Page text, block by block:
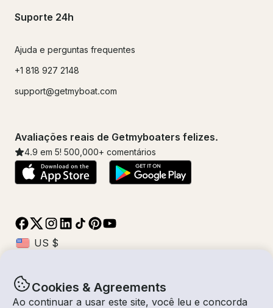
Cookies & Agreements
Ao continuar a usar este site, você leu e concorda
Suporte 24h
Ajuda e perguntas frequentes
+1 818 927 2148
support@getmyboat.com
Avaliações reais de Getmyboaters felizes.
4.9 em 5! 500,000+ comentários
© Getmyboat 2026TermosPrivacidade